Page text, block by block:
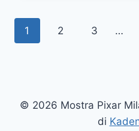
TUTTE
NOTTE
Navigazione
1 2 3 …
© 2026 Mostra Pixar
di